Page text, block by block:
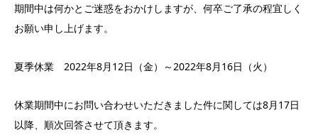
期間中は何かとご迷惑をおかけしますが、何卒ご了承の程宜しく
お願い申し上げます。
夏季休業 2022年8月12日（金）～2022年8月16日（火）
休業期間中にお問い合わせいただきました件に関しては8月17日
以降、順次回答させて頂きます。